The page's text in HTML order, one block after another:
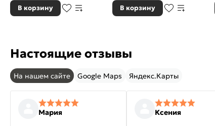
В корзину В корзину
Настоящие отзывы
На нашем сайте Google Maps Яндекс.Карты
Мария Ксения